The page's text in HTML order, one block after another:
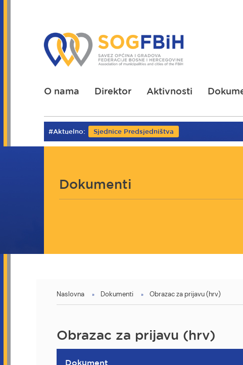
O nama Direktor Aktivnosti
#Aktuelno: Sjednice Predsjedništva
Dokumenti
You
Naslovna Dokumenti Obrazac za prijavu (hrv)
Obrazac za prijavu (hrv)
Dokument